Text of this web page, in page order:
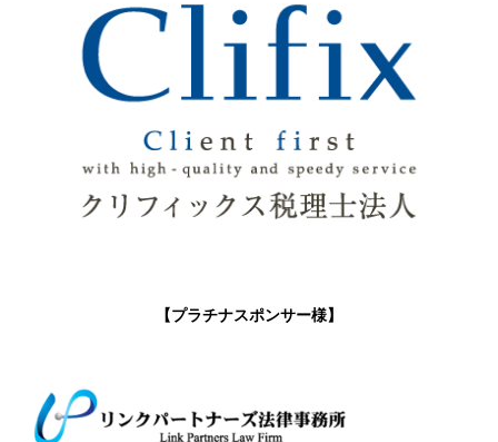
【プラチナスポンサー様】